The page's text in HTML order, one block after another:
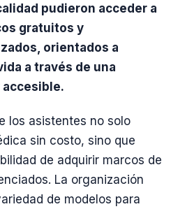
pudieron acceder a
gratuitos y
orientados a
a través de una
los asistentes no solo
sin costo, sino que
de adquirir marcos de
La organización
de modelos para